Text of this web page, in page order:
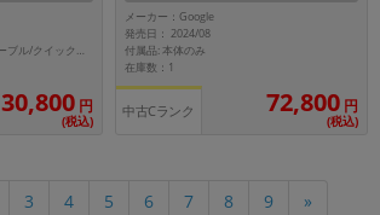
付属品: 箱/USB-C - USB-Cケーブル/クイックスイッチアダプター/SIMツール/クイックスタートガイド
30,800 円
(税込)
メーカー：Google
発売日： 2024/08
付属品: 本体のみ
在庫数：1
中古Cランク 72,800 円
(税込)
3 4 5 6 7 8 9 »